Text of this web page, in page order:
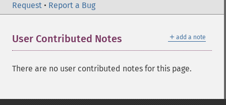
Request • Report a Bug
＋ add a note
User Contributed Notes
There are no user contributed notes for this page.